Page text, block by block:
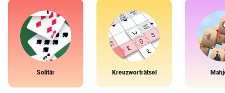
Solitär Kreuzworträtsel